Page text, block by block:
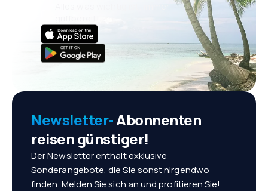
Newsletter-Abonnenten
reisen günstiger!
Der Newsletter enthält exklusive
Sonderangebote, die Sie sonst nirgendwo
finden. Melden Sie sich an und profitieren Sie!